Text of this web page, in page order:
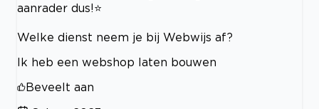
aanrader dus!⭐
Welke dienst neem je bij Webwijs af?
Ik heb een webshop laten bouwen
Beveelt aan